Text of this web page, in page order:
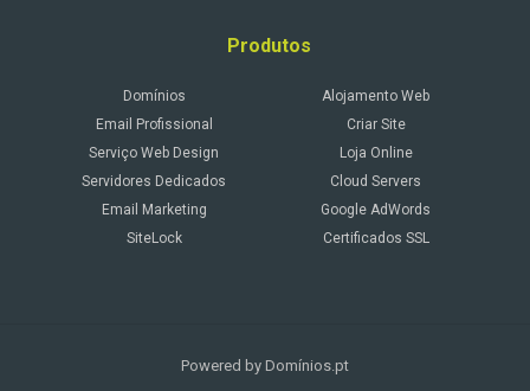
Produtos
Domínios
Alojamento Web
Email Profissional
Criar Site
Serviço Web Design
Loja Online
Servidores Dedicados
Cloud Servers
Email Marketing
Google AdWords
SiteLock
Certificados SSL
Powered by Domínios.pt